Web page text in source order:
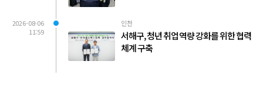
2026-08-06
11:59
인천
서해구, 청년 취업 역량 강화를 위한 협력
체계 구축